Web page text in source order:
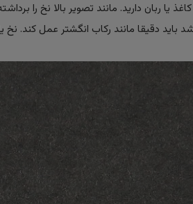
یا ربان دارید. مانند تصویر بالا نخ را
دقیقا مانند رکاب انگشتر عمل کند. نخ